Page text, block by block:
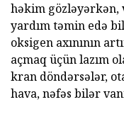
həkim gözləyərkən,
yardım təmin edə
oksigen axınının
açmaq üçün lazım
kran döndərsələr,
hava, nəfəs bilər